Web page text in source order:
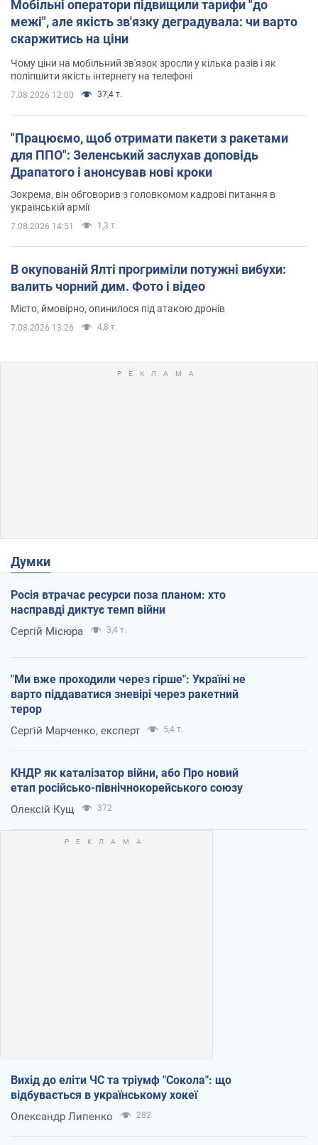
Мобільні оператори підвищили тарифи "до
межі", але якість зв'язку деградувала: чи варто
скаржитись на ціни
Чому ціни на мобільний зв'язок зросли у кілька разів і як
поліпшити якість інтернету на телефоні
7.08.2026 12:00 37,4 т.
"Працюємо, щоб отримати пакети з ракетами
для ППО": Зеленський заслухав доповідь
Драпатого і анонсував нові кроки
Зокрема, він обговорив з головкомом кадрові питання в
українській армії
7.08.2026 14:51 1,3 т.
В окупованій Ялті прогриміли потужні вибухи:
валить чорний дим. Фото і відео
Місто, ймовірно, опинилося під атакою дронів
7.08.2026 13:26 4,8 т.
Думки
Росія втрачає ресурси поза планом: хто
насправді диктує темп війни
Сергій Місюра 3,4 т.
"Ми вже проходили через гірше": Україні не
варто піддаватися зневірі через ракетний
терор
Сергій Марченко, експерт 5,4 т.
КНДР як каталізатор війни, або Про новий
етап російсько-північнокорейського союзу
Олексій Кущ 372
Вихід до еліти ЧС та тріумф "Сокола": що
відбувається в українському хокеї
Олександр Липенко 282